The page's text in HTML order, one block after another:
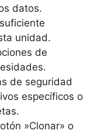
datos.
‍unidad.
‌de
de seguridad
específicos o
‌»Clonar» o⁣